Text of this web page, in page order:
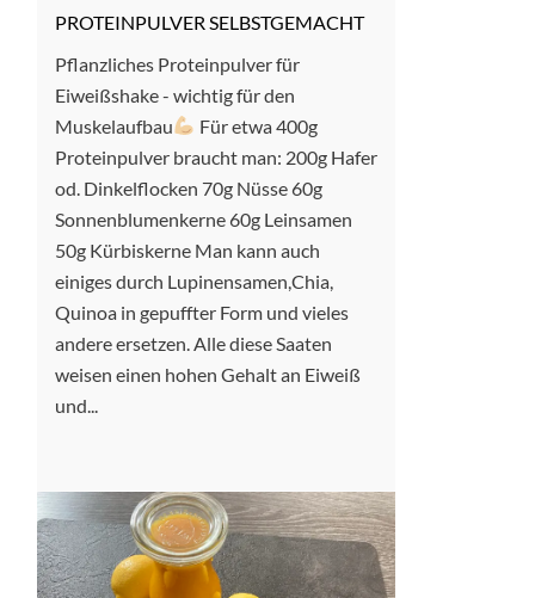
PROTEINPULVER SELBSTGEMACHT
Pflanzliches Proteinpulver für
Eiweißshake - wichtig für den
Muskelaufbau
Für etwa 400g
Proteinpulver braucht man: 200g Hafer
od. Dinkelflocken 70g Nüsse 60g
Sonnenblumenkerne 60g Leinsamen
50g Kürbiskerne Man kann auch
einiges durch Lupinensamen,Chia,
Quinoa in gepuffter Form und vieles
andere ersetzen. Alle diese Saaten
weisen einen hohen Gehalt an Eiweiß
und...